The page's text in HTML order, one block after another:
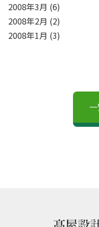
2008年3月 (6)
2008年2月 (2)
2008年1月 (3)